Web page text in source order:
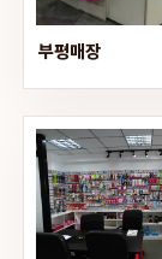
부평매장